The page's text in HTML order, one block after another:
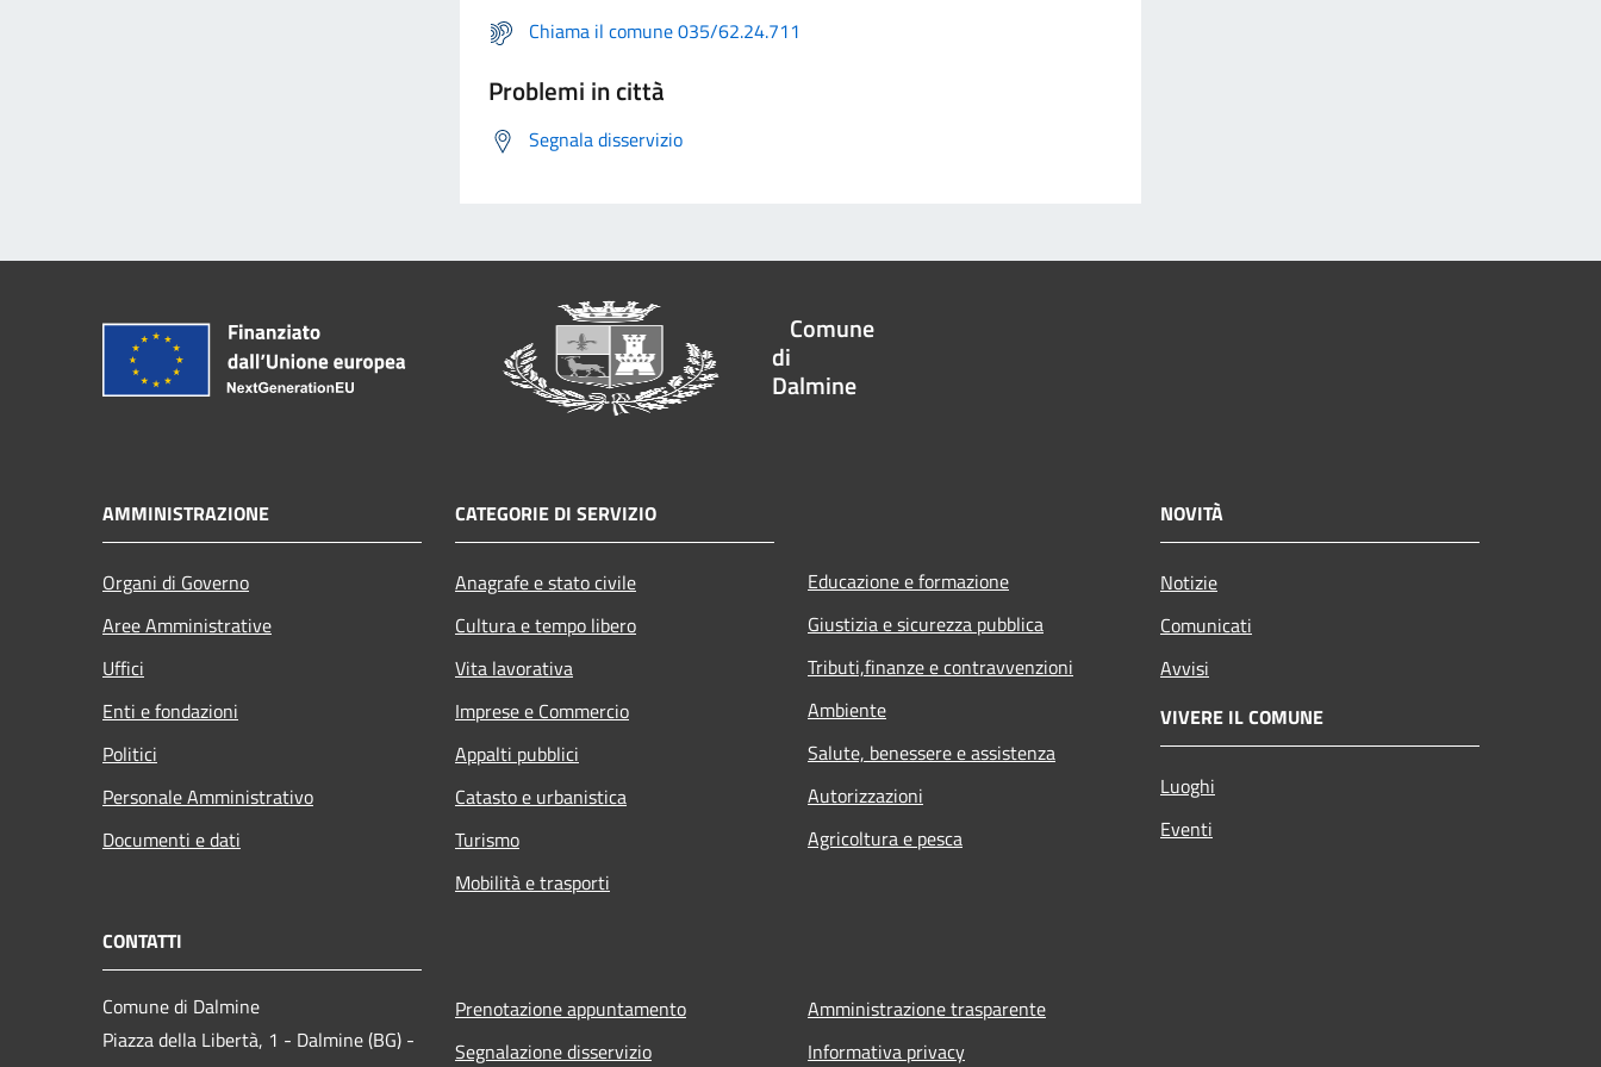
Chiama il comune 035/62.24.711
Problemi in città
Segnala disservizio
Comune
di
Dalmine
AMMINISTRAZIONE
Organi di Governo
Aree Amministrative
Uffici
Enti e fondazioni
Politici
Personale Amministrativo
Documenti e dati
CATEGORIE DI SERVIZIO
Anagrafe e stato civile
Cultura e tempo libero
Vita lavorativa
Imprese e Commercio
Appalti pubblici
Catasto e urbanistica
Turismo
Mobilità e trasporti
Educazione e formazione
Giustizia e sicurezza pubblica
Tributi,finanze e contravvenzioni
Ambiente
Salute, benessere e assistenza
Autorizzazioni
Agricoltura e pesca
NOVITÀ
Notizie
Comunicati
Avvisi
VIVERE IL COMUNE
Luoghi
Eventi
CONTATTI
Comune di Dalmine
Piazza della Libertà, 1 - Dalmine (BG) -
Prenotazione appuntamento
Segnalazione disservizio
Amministrazione trasparente
Informativa privacy